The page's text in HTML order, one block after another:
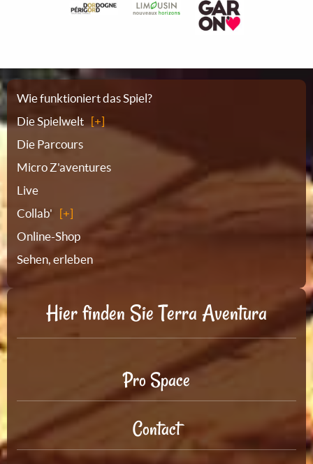
Sitemap
Wie funktioniert das Spiel?
Die Spielwelt
Die Parcours
Micro Z'aventures
Live
Collab'
Online-Shop
Sehen, erleben
Hier finden Sie Terra Aventura
Pro Space
Contact